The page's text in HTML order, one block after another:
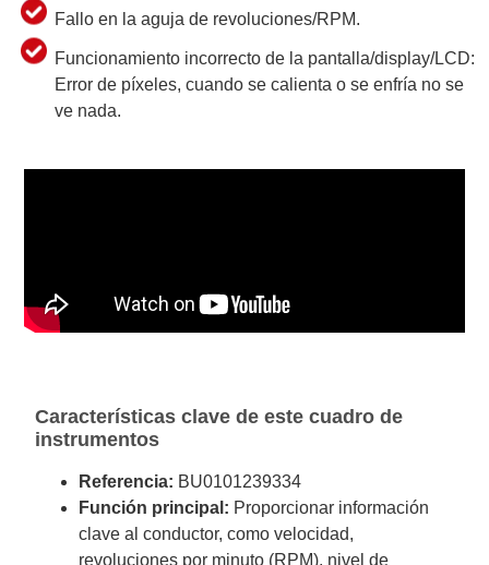
Fallo en la aguja de revoluciones/RPM.
Funcionamiento incorrecto de la pantalla/display/LCD:
Error de píxeles, cuando se calienta o se enfría no se
ve nada.
Características clave de este cuadro de
instrumentos
Referencia: BU0101239334
Función principal: Proporcionar información
clave al conductor, como velocidad,
revoluciones por minuto (RPM), nivel de